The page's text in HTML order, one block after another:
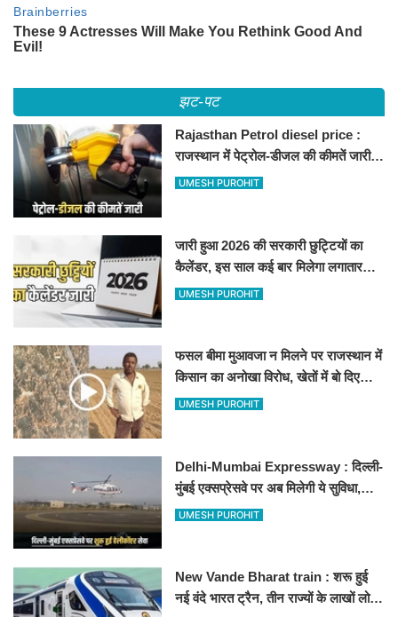
झट-पट
Rajasthan Petrol diesel price :
राजस्थान में पेट्रोल-डीजल की कीमतें जारी,
जानिए बीकानेर समेत पुरे प्रदेश में नए रेट
UMESH PUROHIT
जारी हुआ 2026 की सरकारी छुट्टियों का
कैलेंडर, इस साल कई बार मिलेगा लगातार
अवकाश, देखें
UMESH PUROHIT
फसल बीमा मुआवजा न मिलने पर राजस्थान में
किसान का अनोखा विरोध, खेतों में बो दिए
500-500 रुपए के नोट, वीडियो वायरल
UMESH PUROHIT
Delhi-Mumbai Expressway : दिल्ली-
मुंबई एक्सप्रेसवे पर अब मिलेगी ये सुविधा,
हेलीकॉप्टर सर्विस से तुरंत घायल पहुंचेगा
UMESH PUROHIT
New Vande Bharat train : शरू हुई
नई वंदे भारत ट्रैन, तीन राज्यों के लाखों लोगों